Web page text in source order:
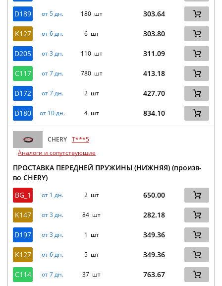
D189 от 5 дн. 180 шт 303.64
K127 от 6 дн. 6 шт 303.80
D205 от 3 дн. 110 шт 311.09
C117 от 7 дн. 780 шт 413.18
D172 от 7 дн. 2 шт 427.70
D180 от 10 дн. 4 шт 834.10
CHERY T***5
Аналоги и сопутствующие
ПРОСТАВКА ПЕРЕДНЕЙ ПРУЖИНЫ (НИЖНЯЯ) (произв-
во CHERY)
BG_1
от 1 дн. 2 шт 650.00
K147 от 3 дн. 84 шт 282.18
D197 от 3 дн. 1 шт 349.36
K127 от 6 дн. 5 шт 349.36
C114 от 7 дн. 37 шт 763.67